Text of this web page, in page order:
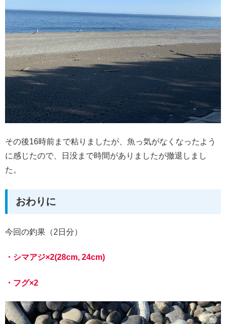
その後16時前まで粘りましたが、魚っ気がなくなったよう
に感じたので、日没まで時間がありましたが撤退しまし
た。
おわりに
今回の釣果（2日分）
・ シマアジ×2(28cm, 24cm)
・フグ×2